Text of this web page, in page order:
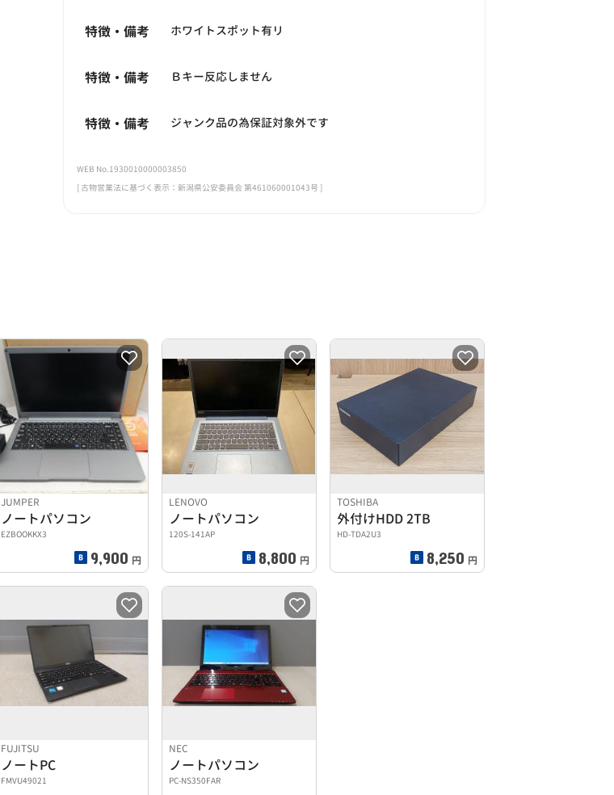
特徴・備考 ホワイトスポット有リ
特徴・備考 Ｂキー反応しません
特徴・備考 ジャンク品の為保証対象外です
WEB No.1930010000003850
[ 古物営業法に基づく表示：新潟県公安委員会 第461060001043号 ]
JUMPER
ノートパソコン
EZBOOKKX3
9,900 円
LENOVO
ノートパソコン
120S-141AP
8,800 円
TOSHIBA
外付けHDD 2TB
HD-TDA2U3
8,250 円
FUJITSU
ノートPC
FMVU49021
NEC
ノートパソコン
PC-NS350FAR